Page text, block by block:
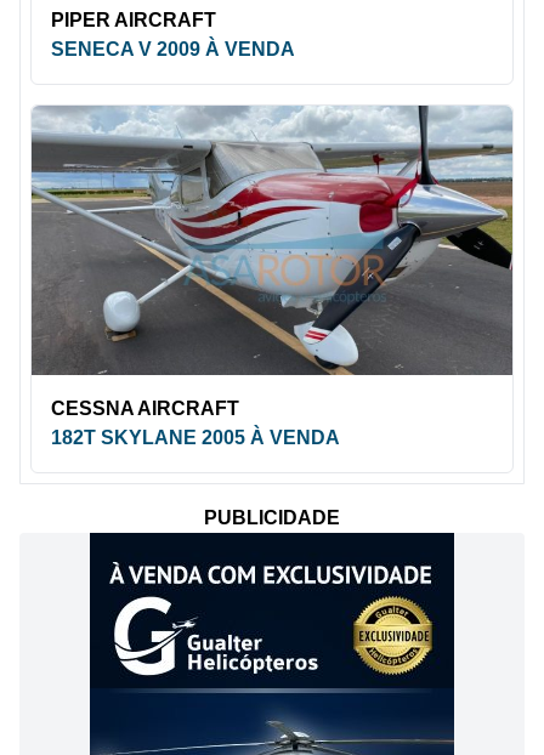
PIPER AIRCRAFT
SENECA V 2009 À VENDA
CESSNA AIRCRAFT
182T SKYLANE 2005 À VENDA
PUBLICIDADE